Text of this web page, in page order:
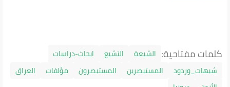
كلمات مفتاحية: الشيعة التشيع
ابحاث-دراسات
شبهات_وردود
المستبصرين المستبصرون مؤلفات
العراق